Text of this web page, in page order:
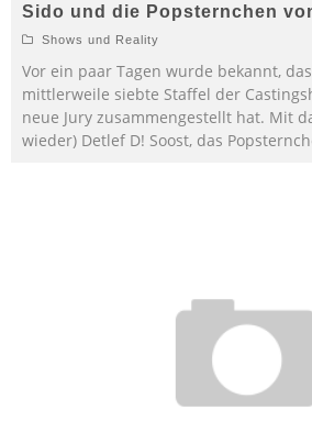
Sido und die Popsternchen
Shows und Reality
Vor ein paar Tagen wurde bekannt,
mittlerweile siebte Staffel der
neue Jury zusammengestellt hat. Mit
wieder) Detlef D! Soost, das